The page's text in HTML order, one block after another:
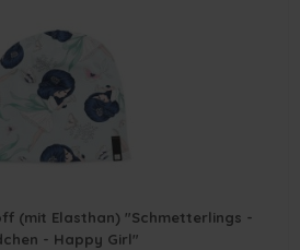
(mit Elasthan) "Schmetterlings -
- Happy Girl"